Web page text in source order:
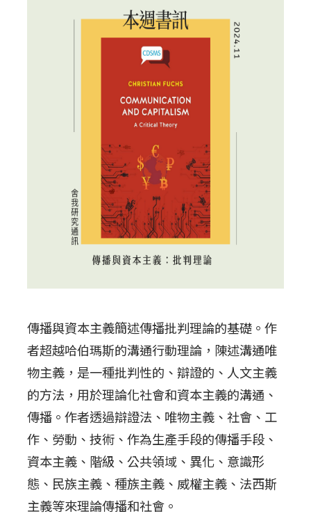
傳播與資本主義簡述傳播批判理論的基礎。作
者超越哈伯瑪斯的溝通行動理論，陳述溝通唯
物主義，是一種批判性的、辯證的、人文主義
的方法，用於理論化社會和資本主義的溝通、
傳播。作者透過辯證法、唯物主義、社會、工
作、勞動、技術、作為生產手段的傳播手段、
資本主義、階級、公共領域、異化、意識形
態、民族主義、種族主義、威權主義、法西斯
主義等來理論傳播和社會。